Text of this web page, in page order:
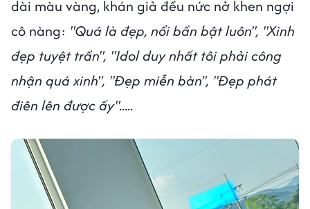
dài màu vàng, khán giả đều nức nở khen ngợi
cô nàng: "Quá là đẹp, nổi bần bật luôn", "Xinh
đẹp tuyệt trần", "Idol duy nhất tôi phải công
nhận quá xinh", "Đẹp miễn bàn", "Đẹp phát
điên lên được ấy".....